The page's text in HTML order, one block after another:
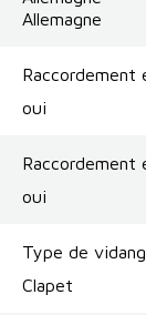
Allemagne
Raccordement
oui
Raccordement
oui
Type de
Clapet